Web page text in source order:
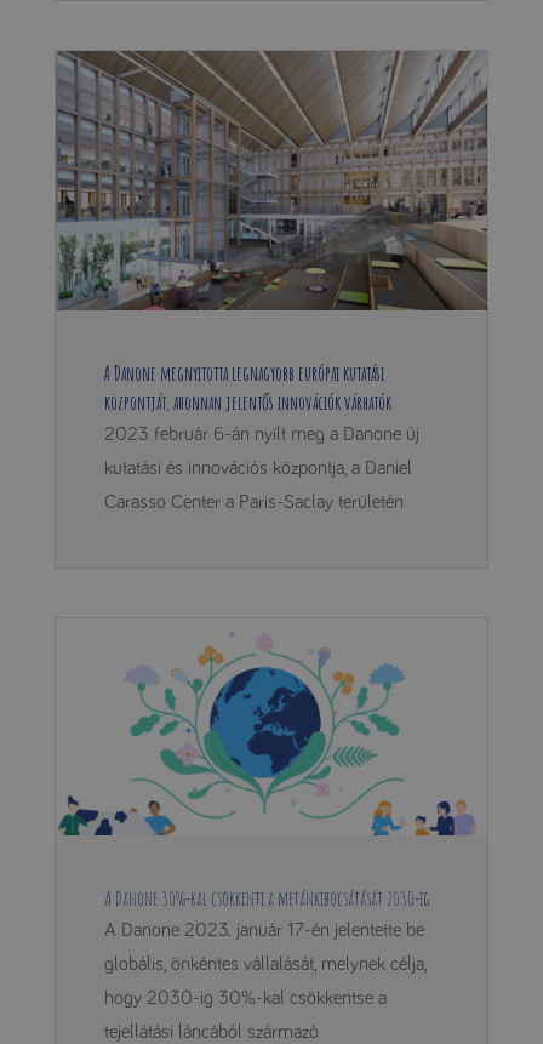
A Danone megnyitotta legnagyobb európai kutatási
központját, ahonnan jelentős innovációk várhatók
2023 február 6-án nyílt meg a Danone új
kutatási és innovációs központja, a Daniel
Carasso Center a Paris-Saclay területén
A Danone 30%-kal csökkenti a metánkibocsátását 2030-ig
A Danone 2023. január 17-én jelentette be
globális, önkéntes vállalását, melynek célja,
hogy 2030-ig 30%-kal csökkentse a
tejellátási láncából származó